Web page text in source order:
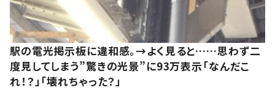
駅の電光掲示板に違和感。→よく見ると……思わず二
度見してしまう”驚きの光景”に93万表示「なんだこ
れ！？」「壊れちゃった？」